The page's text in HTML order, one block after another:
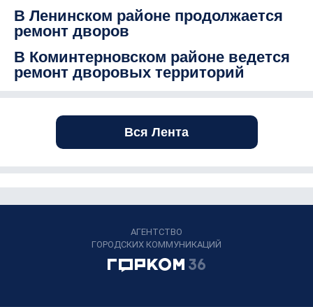
В Ленинском районе продолжается
ремонт дворов
В Коминтерновском районе ведется
ремонт дворовых территорий
Вся Лента
АГЕНТСТВО
ГОРОДСКИХ КОММУНИКАЦИЙ